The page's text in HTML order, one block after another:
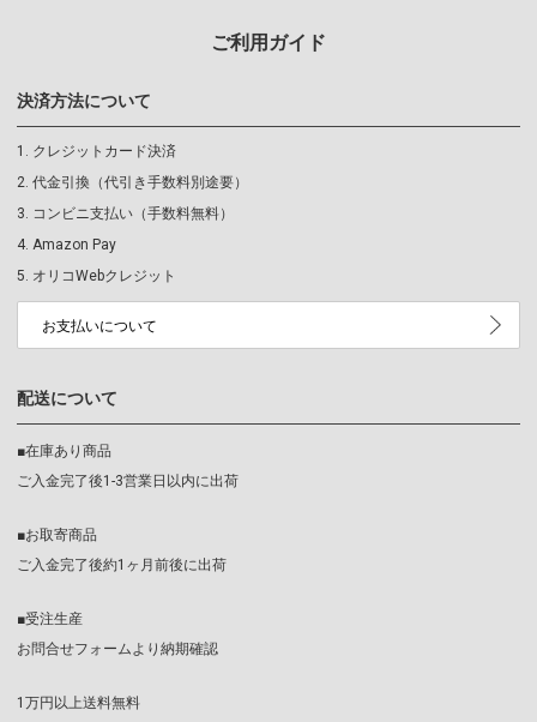
ご利用ガイド
決済方法について
クレジットカード決済
代金引換（代引き手数料別途要）
コンビニ支払い（手数料無料）
Amazon Pay
オリコWebクレジット
お支払いについて
配送について
■在庫あり商品
ご入金完了後1-3営業日以内に出荷
■お取寄商品
ご入金完了後約1ヶ月前後に出荷
■受注生産
お問合せフォームより納期確認
1万円以上送料無料